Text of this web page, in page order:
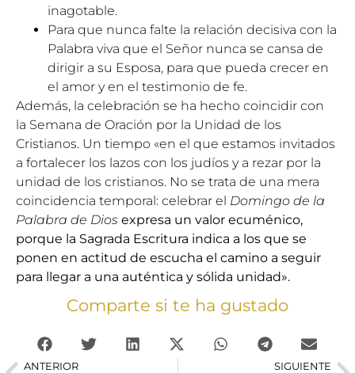
inagotable.
Para que nunca falte la relación decisiva con la
Palabra viva que el Señor nunca se cansa de
dirigir a su Esposa, para que pueda crecer en
el amor y en el testimonio de fe.
Además, la celebración se ha hecho coincidir con
la Semana de Oración por la Unidad de los
Cristianos. Un tiempo «en el que estamos invitados
a fortalecer los lazos con los judíos y a rezar por la
unidad de los cristianos. No se trata de una mera
coincidencia temporal: celebrar el Domingo de la
Palabra de Dios expresa un valor ecuménico,
porque la Sagrada Escritura indica a los que se
ponen en actitud de escucha el camino a seguir
para llegar a una auténtica y sólida unidad».
Comparte si te ha gustado
ANTERIOR SIGUIENTE